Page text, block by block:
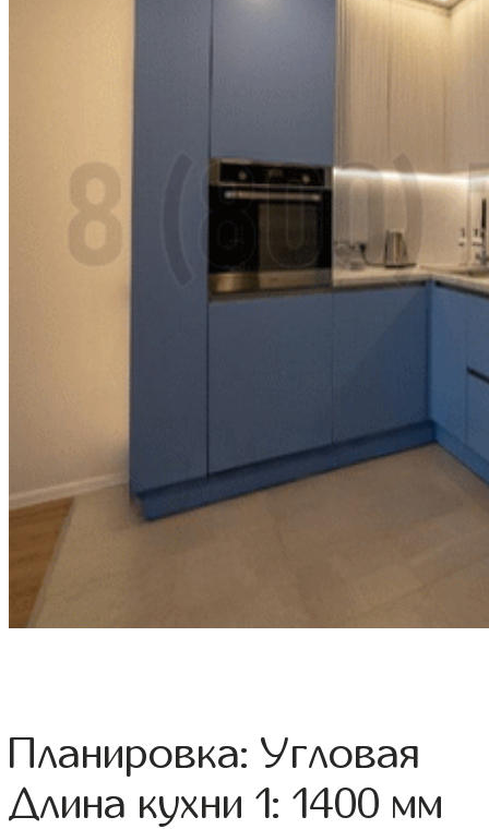
Планировка: Угловая
Длина кухни 1: 1400 мм